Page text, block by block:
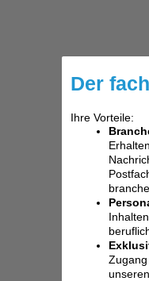
Der
Ihre Vorteile: